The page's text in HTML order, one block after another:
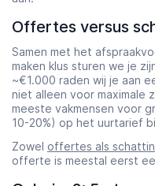
Offertes versus
Samen met het
maken klus sturen we je
~€1.000 raden wij je aan
niet alleen voor maximale
meeste vakmensen voor
10-20%) op het uurtarief
Zowel offertes als
offerte is meestal eerst